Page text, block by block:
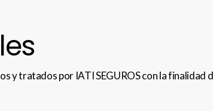
tratados por IATI SEGUROS con la finalidad